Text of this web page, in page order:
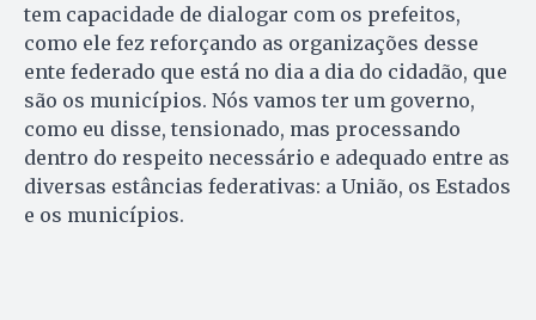
tem capacidade de dialogar com os prefeitos,
como ele fez reforçando as organizações desse
ente federado que está no dia a dia do cidadão, que
são os municípios. Nós vamos ter um governo,
como eu disse, tensionado, mas processando
dentro do respeito necessário e adequado entre as
diversas estâncias federativas: a União, os Estados
e os municípios.